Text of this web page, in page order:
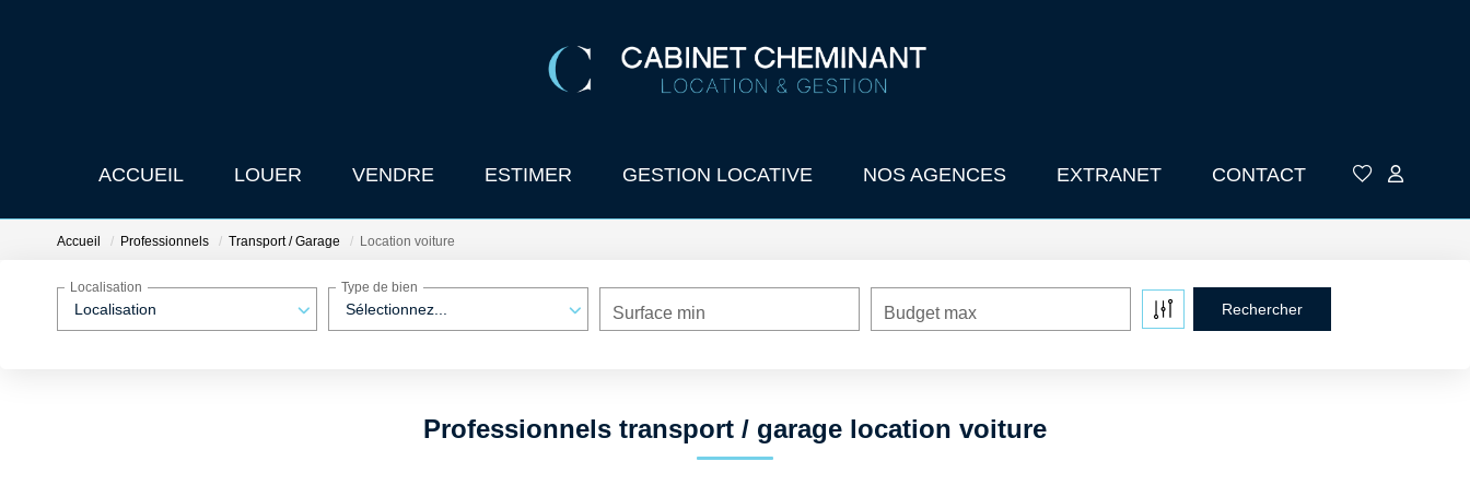
ACCUEIL LOUER VENDRE ESTIMER GESTION LOCATIVE NOS AGENCES EXTRANET CONTACT
Accueil Professionnels Transport / Garage Location voiture
Localisation
Localisation
Sélectionnez...
Type de bien
Surface min Budget max
Professionnels transport / garage location voiture